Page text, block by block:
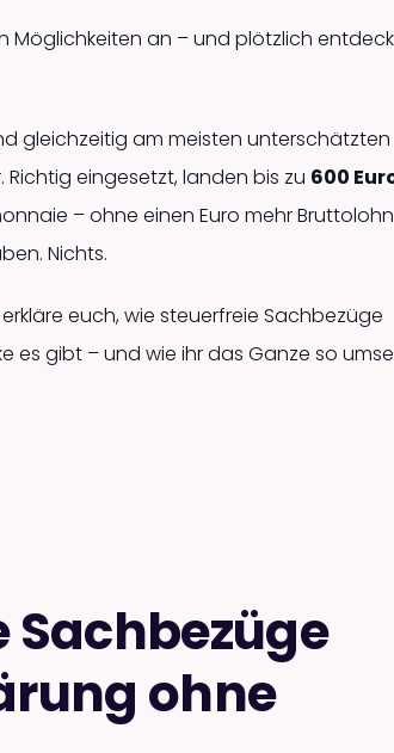
Möglichkeiten an – und plötzlich
gleichzeitig am meisten unterschätzten
eingesetzt, landen bis zu 600
– ohne einen Euro mehr Bruttolohn
Nichts.
euch, wie steuerfreie Sachbezüge
es gibt – und wie ihr das Ganze so
ohne